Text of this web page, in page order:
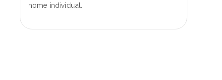
nome individual.